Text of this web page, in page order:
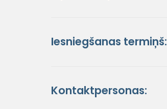
Iesniegšanas termiņš:
Kontaktpersonas: